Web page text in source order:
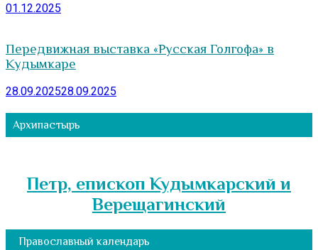
01.12.2025
Передвижная выставка «Русская Голгофа» в
Кудымкаре
28.09.202528.09.2025
Архипастырь
Петр, епископ Кудымкарский и
Верещагинский
Православный календарь